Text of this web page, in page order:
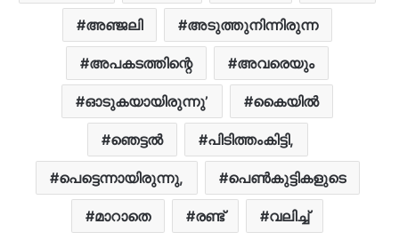
അഞ്ജലി അടുത്തുനിന്നിരുന്ന
അപകടത്തിന്റെ അവരെയും
ഓടുകയായിരുന്നു’ കൈയിൽ
ഞെട്ടല്‍ പിടിത്തംകിട്ടി,
പെട്ടെന്നായിരുന്നു, പെൺകുട്ടികളുടെ
മാറാതെ രണ്ട് വലിച്ച്